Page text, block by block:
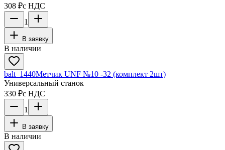
308 ₽с НДС
1
В заявку
В наличии
balt_1440Метчик UNF №10 -32 (комплект 2шт)
Универсальный станок
330 ₽с НДС
1
В заявку
В наличии